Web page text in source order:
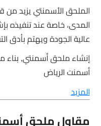
الملحق الأسمنتي يزيد من
المدى، خاصة عند تنفيذه
عالية الجودة ويهتم بأدق
إنشاء ملحق أسمنتي,
أسمنت الرياض
المزيد
مقاول ملحق